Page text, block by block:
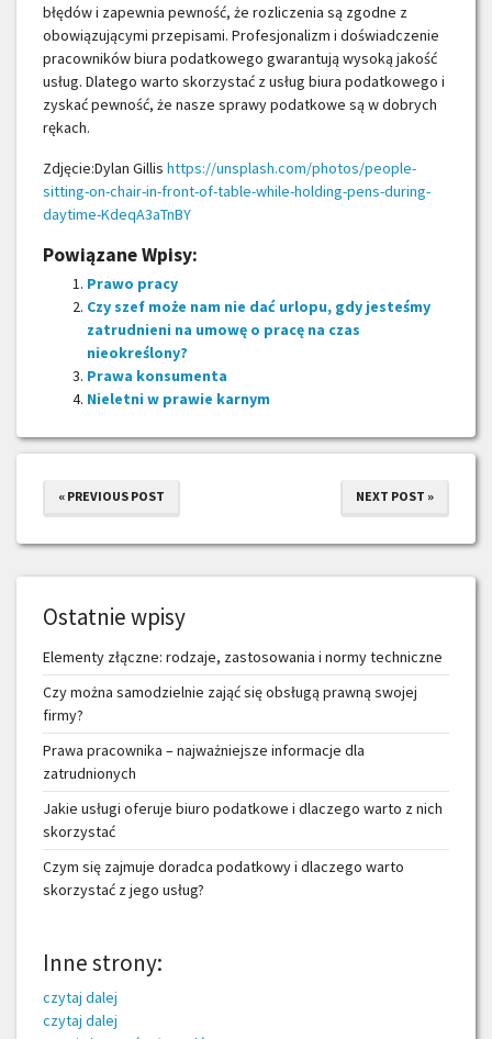
błędów i zapewnia pewność, że rozliczenia są zgodne z
obowiązującymi przepisami. Profesjonalizm i doświadczenie
pracowników biura podatkowego gwarantują wysoką jakość
usług. Dlatego warto skorzystać z usług biura podatkowego i
zyskać pewność, że nasze sprawy podatkowe są w dobrych
rękach.
Zdjęcie:Dylan Gillis https://unsplash.com/photos/people-
sitting-on-chair-in-front-of-table-while-holding-pens-during-
daytime-KdeqA3aTnBY
Powiązane Wpisy:
Prawo pracy
Czy szef może nam nie dać urlopu, gdy jesteśmy
zatrudnieni na umowę o pracę na czas
nieokreślony?
Prawa konsumenta
Nieletni w prawie karnym
« PREVIOUS POST NEXT POST »
Ostatnie wpisy
Elementy złączne: rodzaje, zastosowania i normy techniczne
Czy można samodzielnie zająć się obsługą prawną swojej
firmy?
Prawa pracownika – najważniejsze informacje dla
zatrudnionych
Jakie usługi oferuje biuro podatkowe i dlaczego warto z nich
skorzystać
Czym się zajmuje doradca podatkowy i dlaczego warto
skorzystać z jego usług?
Inne strony:
czytaj dalej
czytaj dalej